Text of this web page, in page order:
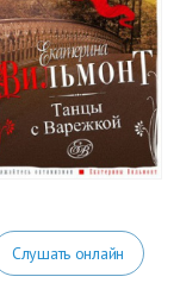
Слушать онлайн